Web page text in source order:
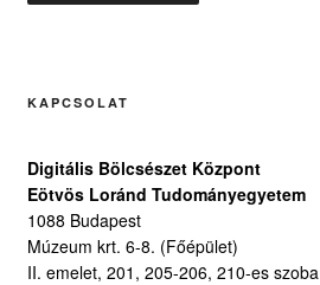
KAPCSOLAT
Digitális Bölcsészet Központ
Eötvös Loránd Tudományegyetem
1088 Budapest
Múzeum krt. 6-8. (Főépület)
II. emelet, 201, 205-206, 210-es szoba